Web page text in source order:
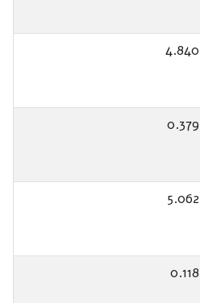
4.840
0.379
5.062
0.118